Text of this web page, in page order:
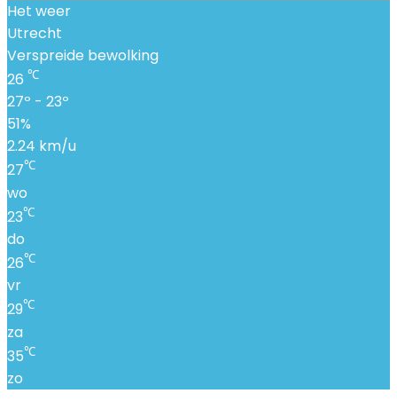
Het weer
Utrecht
Verspreide bewolking
26 ℃
27º - 23º
51%
2.24 km/u
27℃
wo
23℃
do
26℃
vr
29℃
za
35℃
zo